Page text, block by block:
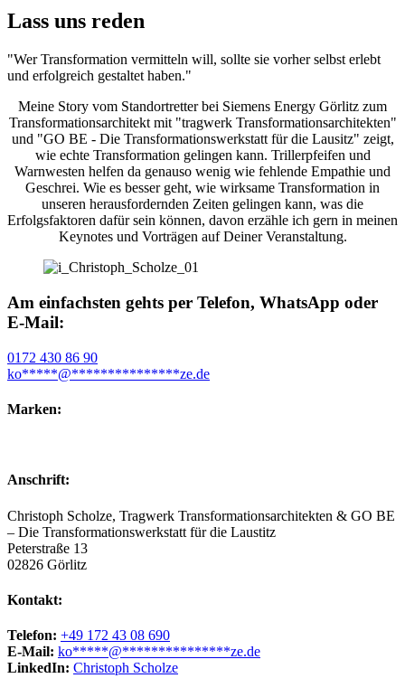
Lass uns reden
"Wer Transformation vermitteln will, sollte sie vorher selbst erlebt
und erfolgreich gestaltet haben."
Meine Story vom Standortretter bei Siemens Energy Görlitz zum
Transformationsarchitekt mit "tragwerk Transformationsarchitekten"
und "GO BE - Die Transformationswerkstatt für die Lausitz" zeigt,
wie echte Transformation gelingen kann. Trillerpfeifen und
Warnwesten helfen da genauso wenig wie fehlende Empathie und
Geschrei. Wie es besser geht, wie wirksame Transformation in
unseren herausfordernden Zeiten gelingen kann, was die
Erfolgsfaktoren dafür sein können, davon erzähle ich gern in meinen
Keynotes und Vorträgen auf Deiner Veranstaltung.
Am einfachsten gehts per Telefon, WhatsApp oder
E-Mail:
0172 430 86 90
ko*****@***************ze.de
Marken:
Anschrift:
Christoph Scholze, Tragwerk Transformationsarchitekten & GO BE
– Die Transformationswerkstatt für die Laustitz
Peterstraße 13
02826 Görlitz
Kontakt:
Telefon: +49 172 43 08 690
E-Mail: ko*****@***************ze.de
LinkedIn: Christoph Scholze